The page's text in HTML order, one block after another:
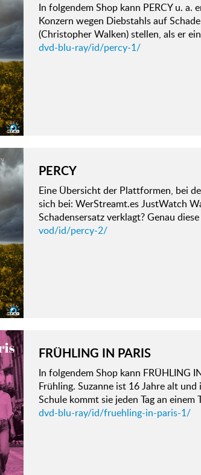
In folgendem Shop kann PERCY u.
Konzern wegen Diebstahls auf
(Christopher Walken) stellen, als er
dvd-blu-ray/id/percy-1/
PERCY
Eine Übersicht der Plattformen, bei
sich bei: WerStreamt.es JustWatch
Schadensersatz verklagt? Genau
vod/id/percy-2/
FRÜHLING IN PARIS
In folgendem Shop kann FRÜHLING
Frühling. Suzanne ist 16 Jahre alt
Schule kommt sie jeden Tag an
dvd-blu-ray/id/fruehling-in-paris-1/